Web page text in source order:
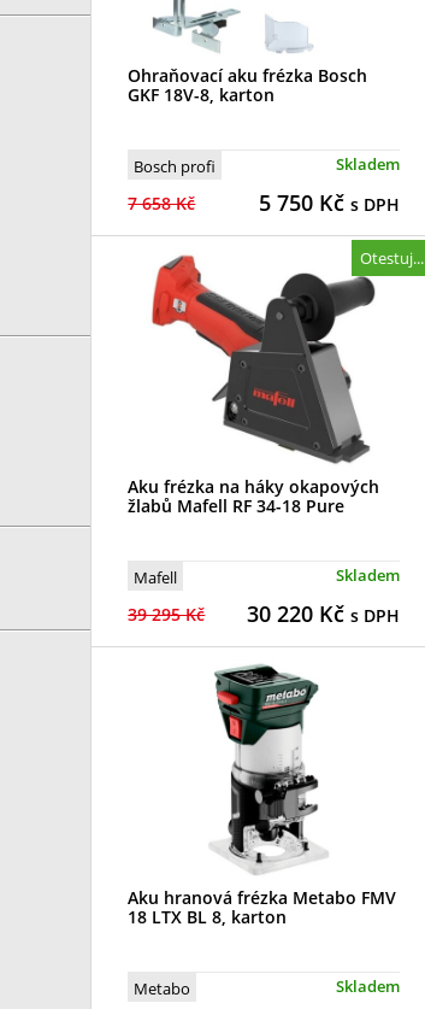
Ohraňovací aku frézka Bosch
GKF 18V-8, karton
Bosch profi Skladem
7 658 Kč 5 750 Kčs DPH
Otestuj...
Aku frézka na háky okapových
žlabů Mafell RF 34-18 Pure
Mafell Skladem
39 295 Kč 30 220 Kčs DPH
Aku hranová frézka Metabo FMV
18 LTX BL 8, karton
Metabo Skladem